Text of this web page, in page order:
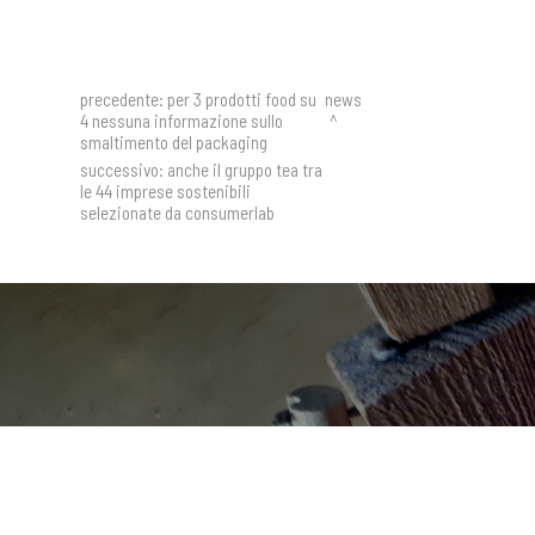
precedente: per 3 prodotti food su
4 nessuna informazione sullo
smaltimento del packaging
successivo: anche il gruppo tea tra
le 44 imprese sostenibili
selezionate da consumerlab
news